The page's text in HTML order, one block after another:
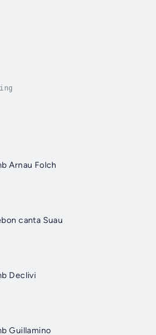
Arnau Folch
canta Suau
Declivi
Guillamino